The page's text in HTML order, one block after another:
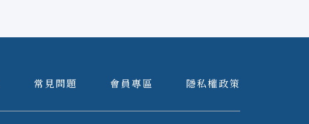
常見問題 會員專區 隱私權政策